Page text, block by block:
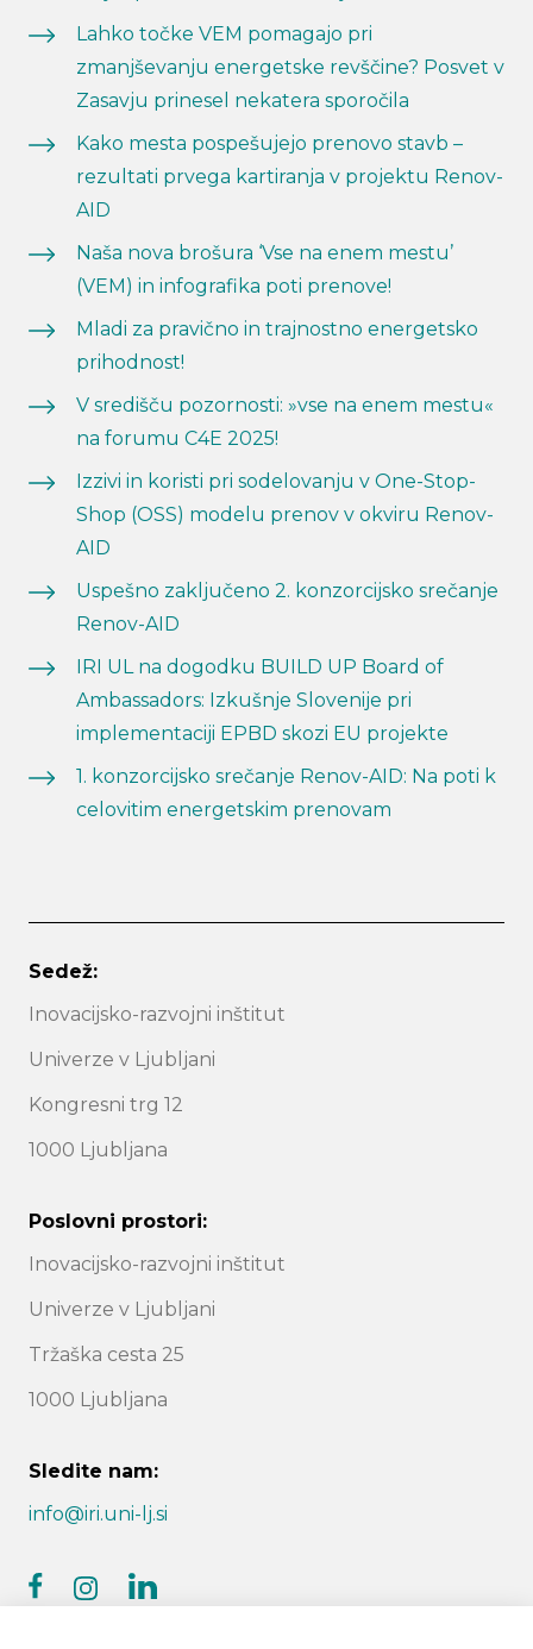
Lahko točke VEM pomagajo pri
zmanjševanju energetske revščine? Posvet v
Zasavju prinesel nekatera sporočila
Kako mesta pospešujejo prenovo stavb –
rezultati prvega kartiranja v projektu Renov-
AID
Naša nova brošura ‘Vse na enem mestu’
(VEM) in infografika poti prenove!
Mladi za pravično in trajnostno energetsko
prihodnost!
V središču pozornosti: »vse na enem mestu«
na forumu C4E 2025!
Izzivi in koristi pri sodelovanju v One-Stop-
Shop (OSS) modelu prenov v okviru Renov-
AID
Uspešno zaključeno 2. konzorcijsko srečanje
Renov-AID
IRI UL na dogodku BUILD UP Board of
Ambassadors: Izkušnje Slovenije pri
implementaciji EPBD skozi EU projekte
1. konzorcijsko srečanje Renov-AID: Na poti k
celovitim energetskim prenovam
Sedež:
Inovacijsko-razvojni inštitut
Univerze v Ljubljani
Kongresni trg 12
1000 Ljubljana
Poslovni prostori:
Inovacijsko-razvojni inštitut
Univerze v Ljubljani
Tržaška cesta 25
1000 Ljubljana
Sledite nam:
info@iri.uni-lj.si
facebookinstagram
linkedin